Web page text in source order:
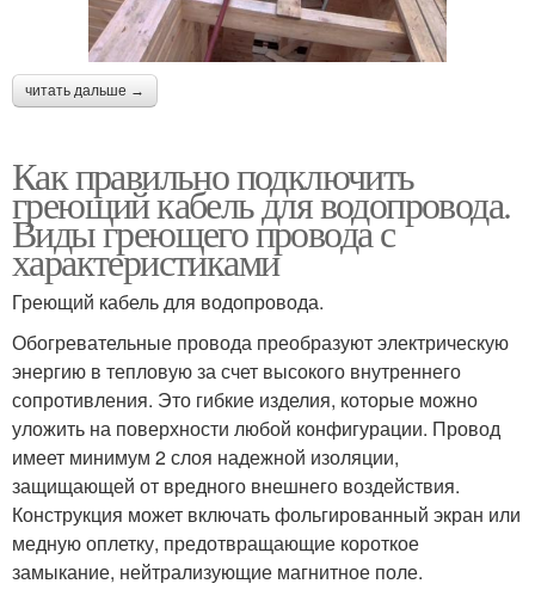
читать дальше →
Как правильно подключить
греющий кабель для водопровода.
Виды греющего провода с
характеристиками
Греющий кабель для водопровода.
Обогревательные провода преобразуют электрическую
энергию в тепловую за счет высокого внутреннего
сопротивления. Это гибкие изделия, которые можно
уложить на поверхности любой конфигурации. Провод
имеет минимум 2 слоя надежной изоляции,
защищающей от вредного внешнего воздействия.
Конструкция может включать фольгированный экран или
медную оплетку, предотвращающие короткое
замыкание, нейтрализующие магнитное поле.